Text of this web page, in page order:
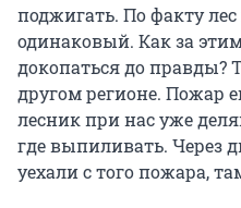
поджигать. По факту
одинаковый. Как за
докопаться до правды?
другом регионе. Пожар
лесник при нас уже
где выпиливать. Через
уехали с того пожара,